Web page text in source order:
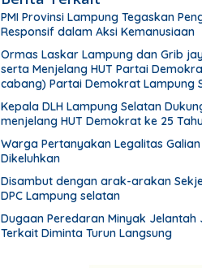
PMI Provinsi Lampung Tegaskan
Responsif dalam Aksi Kemanusiaan
Ormas Laskar Lampung dan Grib
serta Menjelang HUT Partai
cabang) Partai Demokrat Lampung
menanam pohon
Kepala DLH Lampung Selatan
menjelang HUT Demokrat ke 25
Warga Pertanyakan Legalitas
Dikeluhkan
Disambut dengan arak-arakan
DPC Lampung selatan
Dugaan Peredaran Minyak Jelantah
Terkait Diminta Turun Langsung